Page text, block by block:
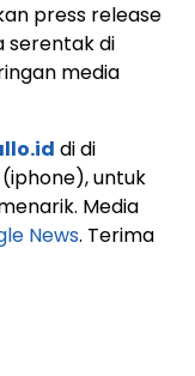
press release
serentak di
media
di di
(iphone), untuk
Media
News. Terima